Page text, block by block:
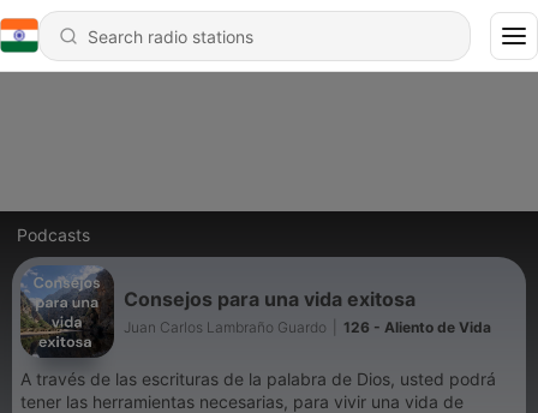
Podcasts
Consejos para una vida exitosa
Juan Carlos Lambraño Guardo 126 - Aliento de Vida
A través de las escrituras de la palabra de Dios, usted podrá
tener las herramientas necesarias, para vivir una vida de